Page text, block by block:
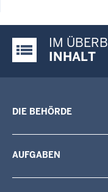
Justiz-Portal im
IM
INHALT
DIE BEHÖRDE
AUFGABEN